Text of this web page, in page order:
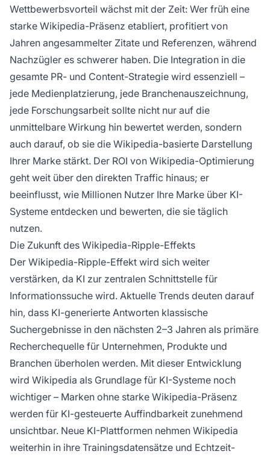
Wettbewerbsvorteil wächst mit der Zeit: Wer früh eine
starke Wikipedia-Präsenz etabliert, profitiert von
Jahren angesammelter Zitate und Referenzen, während
Nachzügler es schwerer haben. Die Integration in die
gesamte PR- und Content-Strategie wird essenziell –
jede Medienplatzierung, jede Branchenauszeichnung,
jede Forschungsarbeit sollte nicht nur auf die
unmittelbare Wirkung hin bewertet werden, sondern
auch darauf, ob sie die Wikipedia-basierte Darstellung
Ihrer Marke stärkt. Der ROI von Wikipedia-Optimierung
geht weit über den direkten Traffic hinaus; er
beeinflusst, wie Millionen Nutzer Ihre Marke über KI-
Systeme entdecken und bewerten, die sie täglich
nutzen.
Die Zukunft des Wikipedia-Ripple-Effekts
Der Wikipedia-Ripple-Effekt wird sich weiter
verstärken, da KI zur zentralen Schnittstelle für
Informationssuche wird. Aktuelle Trends deuten darauf
hin, dass KI-generierte Antworten klassische
Suchergebnisse in den nächsten 2–3 Jahren als primäre
Recherchequelle für Unternehmen, Produkte und
Branchen überholen werden. Mit dieser Entwicklung
wird Wikipedia als Grundlage für KI-Systeme noch
wichtiger – Marken ohne starke Wikipedia-Präsenz
werden für KI-gesteuerte Auffindbarkeit zunehmend
unsichtbar. Neue KI-Plattformen nehmen Wikipedia
weiterhin in ihre Trainingsdatensätze und Echtzeit-